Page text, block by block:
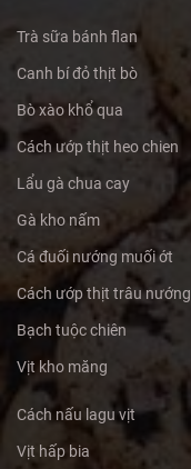
Trà sữa bánh flan
Canh bí đỏ thịt bò
Bò xào khổ qua
Cách ướp thịt heo chien
Lẩu gà chua cay
Gà kho nấm
Cá đuối nướng muối ớt
Cách ướp thịt trâu nướng
Bạch tuộc chiên
Vịt kho măng
Cách nấu lagu vịt
Vịt hấp bia